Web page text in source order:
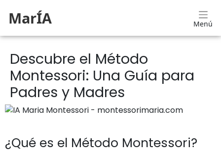
MarÍA Menú
Descubre el Método
Montessori: Una Guía para
Padres y Madres
¿Qué es el Método Montessori?